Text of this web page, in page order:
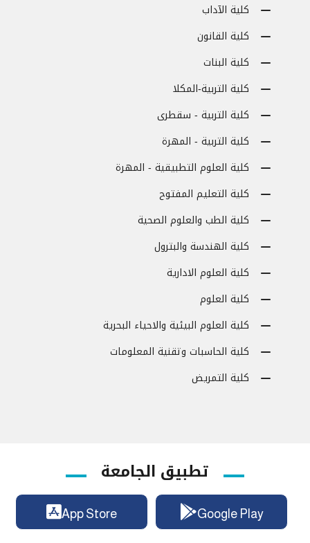
كلية الآداب
كلية القانون
كلية البنات
كلية التربية-المكلا
كلية التربية - سقطرى
كلية التربية - المهرة
كلية العلوم التطبيقية - المهرة
كلية التعليم المفتوح
كلية الطب والعلوم الصحية
كلية الهندسة والبترول
كلية العلوم الادارية
كلية العلوم
كلية العلوم البيئية والاحياء البحرية
كلية الحاسبات وتقنية المعلومات
كلية التمريض
تطبيق الجامعة
Google Play
App Store